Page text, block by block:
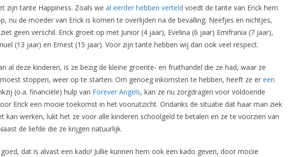
zijn tante Happiness. Zoals we al eerder hebben verteld voedt de tante van Erick hem
nu de moeder van Erick is komen te overlijden na de bevalling. Neefjes en nichtjes,
geen verschil. Erick groeit op met Junior (4 jaar), Evelina (6 jaar) Emifrania (7 jaar),
(13 jaar) en Ernest (15 jaar). Voor zijn tante hebben wij dan ook veel respect.
al deze kinderen, is ze bezig de kleine groente- en fruithandel die ze had, waar ze
stoppen, weer op te starten. Om genoeg inkomsten te hebben, heeft ze er een
(o.a. financiële) hulp van Forever Angels, kan ze nu zorgdragen voor voldoende
Erick een mooie toekomst in het vooruitzicht. Ondanks de situatie dat haar man ziek
kan werken, lukt het ze voor alle kinderen schoolgeld te betalen en ze te voorzien van
de liefde die ze krijgen natuurlijk.
dat is alvast een kado! Jullie kunnen hem ook een kado geven, door mooie